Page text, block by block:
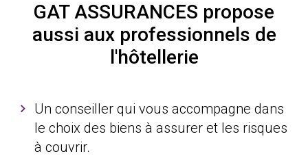
GAT ASSURANCES propose
aussi aux professionnels de
l'hôtellerie
Un conseiller qui vous accompagne dans
le choix des biens à assurer et les risques
à couvrir.